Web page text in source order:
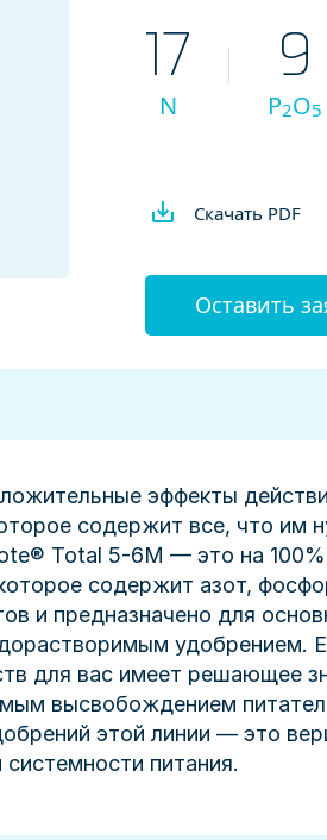
17
N
9
P2O5
Скачать PDF
Оставить
эффекты
содержит все, что им
Total 5-6M — это на 100%
содержит азот,
и предназначено для
удобрением.
для вас имеет решающее
высвобождением
этой линии — это
питания.